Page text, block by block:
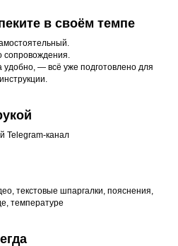
в своём темпе
сопровождения.
удобно, — всё уже подготовлено для
Telegram-канал
текстовые шпаргалки, пояснения,
температуре